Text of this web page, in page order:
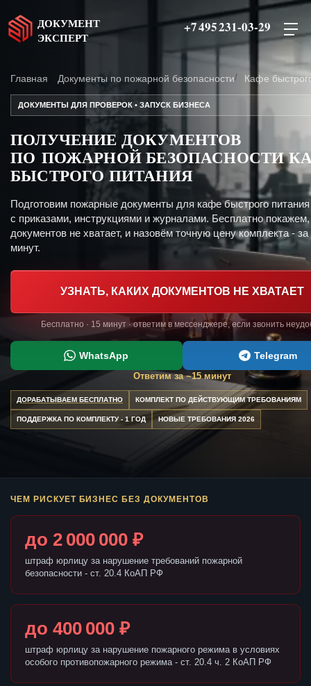
ДОКУМЕНТ
ЭКСПЕРТ
+7 495 231-03-29
Главная Документы по пожарной безопасности Кафе
ДОКУМЕНТЫ ДЛЯ ПРОВЕРОК • ЗАПУСК БИЗНЕСА
ПОЛУЧЕНИЕ ДОКУМЕНТОВ
ПО ПОЖАРНОЙ БЕЗОПАСНОСТИ
БЫСТРОГО ПИТАНИЯ
Подготовим пожарные документы для кафе быстрого питания
с приказами, инструкциями и журналами. Бесплатно покажем,
документов не хватает, и назовём точную цену комплекта - за
минут.
УЗНАТЬ, КАКИХ ДОКУМЕНТОВ НЕ ХВАТАЕТ
Бесплатно · 15 минут · ответим в мессенджере, если звонить
WhatsApp Telegram
Ответим за ~15 минут
ДОРАБАТЫВАЕМ БЕСПЛАТНО КОМПЛЕКТ ПО ДЕЙСТВУЮЩИМ ТРЕБОВАНИЯМ
ПОДДЕРЖКА ПО КОМПЛЕКТУ - 1 ГОД НОВЫЕ ТРЕБОВАНИЯ 2026
ЧЕМ РИСКУЕТ БИЗНЕС БЕЗ ДОКУМЕНТОВ
до 2 000 000 ₽
штраф юрлицу за нарушение требований пожарной
безопасности - ст. 20.4 КоАП РФ
до 400 000 ₽
штраф юрлицу за нарушение пожарного режима в условиях
особого противопожарного режима - ст. 20.4 ч. 2 КоАП РФ